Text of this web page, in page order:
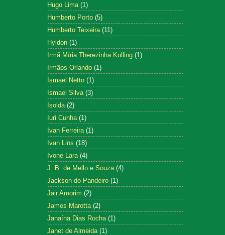
Hugo Lima (1)
Humberto Porto (5)
Humberto Teixeira (11)
Hyldon (1)
Irmã Míria Therezinha Kolling (1)
Irmãos Orlando (1)
Ismael Netto (1)
Ismael Silva (3)
Isolda (2)
Iuri Cunha (1)
Ivan Ferreira (1)
Ivan Lins (18)
Ivone Lara (4)
J. B. de Mello e Souza (4)
Jackson do Pandeiro (1)
Jair Amorim (2)
James Marotta (2)
Janaína Dias Rocha (1)
Janet de Almeida (1)